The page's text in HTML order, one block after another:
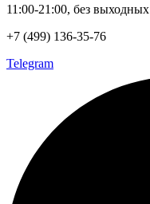
11:00-21:00, без выходных
+7 (499) 136-35-76
Telegram